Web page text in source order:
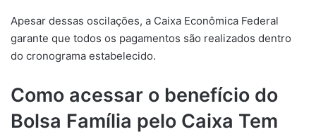
Apesar dessas oscilações, a Caixa Econômica Federal
garante que todos os pagamentos são realizados dentro
do cronograma estabelecido.
Como acessar o benefício do
Bolsa Família pelo Caixa Tem